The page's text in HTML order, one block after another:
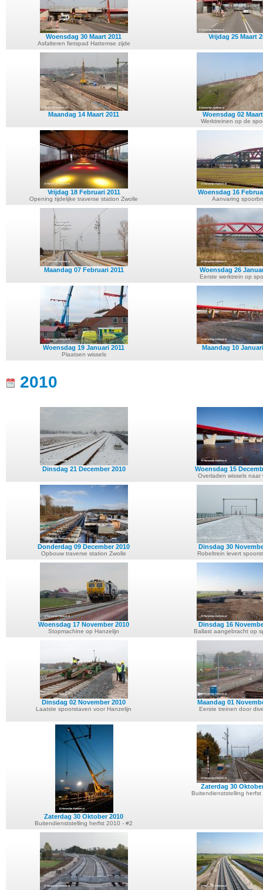
Woensdag 30 Maart 2011
Asfalteren fietspad Hattemse zijde
Vrijdag 25 Maart
Maandag 14 Maart 2011 Woensdag 02
Werktreinen op de
Vrijdag 18 Februari 2011
Opening tijdelijke traverse station Zwolle
Woensdag 16
Aanvaring
Maandag 07 Februari 2011 Woensdag 26
Eerste werktrein op
Woensdag 19 Januari 2011
Plaatsen wissels
Maandag 10
2010
Dinsdag 21 December 2010 Woensdag 15
Overladen wissels naar
Donderdag 09 December 2010
Opbouw traverse station Zwolle
Dinsdag 30
Robeltrein levert
Woensdag 17 November 2010
Stopmachine op Hanzelijn
Dinsdag 16
Ballast aangebracht op
Dinsdag 02 November 2010
Laatste spoorstaven voor Hanzelijn
Maandag 01
Eerste treinen door
Zaterdag 30 Oktober 2010
Buitendienststelling herfst 2010 - #2
Zaterdag 30
Buitendienststelling